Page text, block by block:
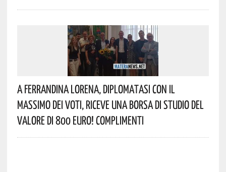
A Ferrandina Lorena, Diplomatasi Con Il
Massimo Dei Voti, Riceve Una Borsa Di Studio Del
Valore Di 800 Euro! Complimenti